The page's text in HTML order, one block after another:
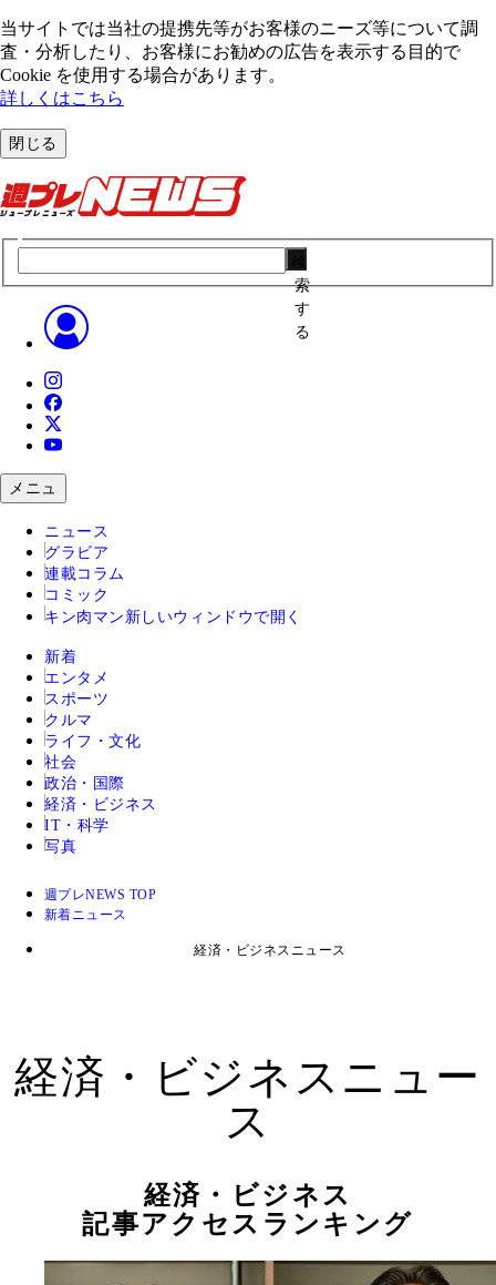
当サイトでは当社の提携先等がお客様のニーズ等について調
査・分析したり、お客様にお勧めの広告を表⽰する⽬的で
Cookie を使⽤する場合があります。
詳しくはこちら
閉じる
索
す
る
メニュ
ニュース
グラビア
連載コラム
コミック
キン肉マン 新しいウィンドウで開く
新着
エンタメ
スポーツ
クルマ
ライフ・文化
社会
政治・国際
経済・ビジネス
IT・科学
写真
週プレNEWS TOP
新着ニュース
経済・ビジネスニュース
経済・ビジネスニュー
ス
経済・ビジネス
記事アクセスランキング